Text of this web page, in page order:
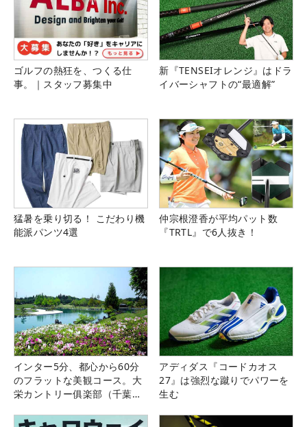
ゴルフの熱狂を、つくる仕
事。｜スタッフ募集中
新『TENSEIオレンジ』はドラ
イバーシャフトの“最適解”
猛暑を乗り切る！ こだわり機
能派パンツ4選
仲宗根澄香が平均パット数
『TRTL』で6人抜き！
インター5分、都心から60分
のフラットな美観コース。大
栄カントリー俱楽部（千葉
アディダス『コードカオス
27』は強烈な蹴りでパワーを
生む